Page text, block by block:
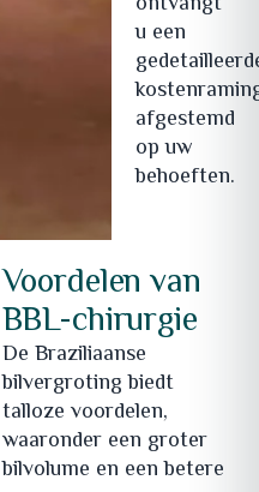
u een
afgestemd
op uw
behoeften.
Voordelen van
BBL-chirurgie
De Braziliaanse
bilvergroting biedt
talloze voordelen,
waaronder een groter
bilvolume en een betere